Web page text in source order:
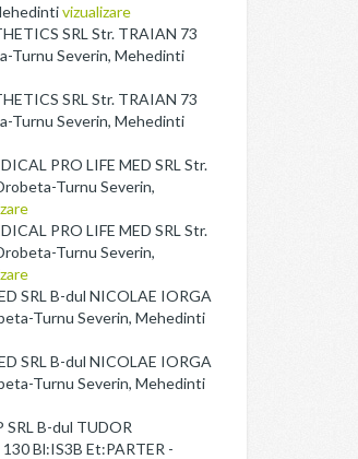
vizualizare
SRL Str. TRAIAN 73
Turnu Severin, Mehedinti
SRL Str. TRAIAN 73
Turnu Severin, Mehedinti
PRO LIFE MED SRL Str.
Turnu Severin,
PRO LIFE MED SRL Str.
Turnu Severin,
SRL B-dul NICOLAE IORGA
Turnu Severin, Mehedinti
SRL B-dul NICOLAE IORGA
Turnu Severin, Mehedinti
SRL B-dul TUDOR
Bl:IS3B Et:PARTER -